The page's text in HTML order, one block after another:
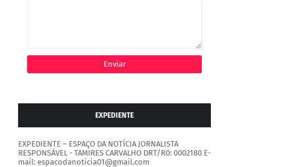
EXPEDIENTE
EXPEDIENTE – ESPAÇO DA NOTÍCIA JORNALISTA
RESPONSÁVEL - TAMIRES CARVALHO DRT/R0: 0002180 E-
mail: espacodanoticia01@gmail.com